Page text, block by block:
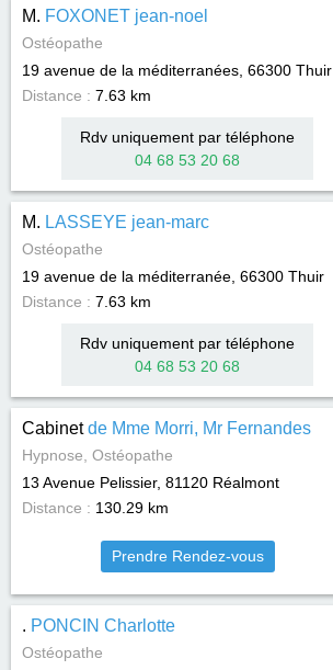
M. FOXONET jean-noel
Ostéopathe
19 avenue de la méditerranées, 66300 Thuir
Distance : 7.63 km
Rdv uniquement par téléphone
04 68 53 20 68
M. LASSEYE jean-marc
Ostéopathe
19 avenue de la méditerranée, 66300 Thuir
Distance : 7.63 km
Rdv uniquement par téléphone
04 68 53 20 68
Cabinetde Mme Morri, Mr Fernandes
Hypnose, Ostéopathe
13 Avenue Pelissier, 81120 Réalmont
Distance : 130.29 km
Prendre Rendez-vous
. PONCIN Charlotte
Ostéopathe